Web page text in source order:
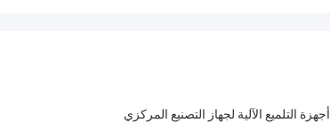
أجهزة التلميع الآلية لجهاز التصنيع المركزي